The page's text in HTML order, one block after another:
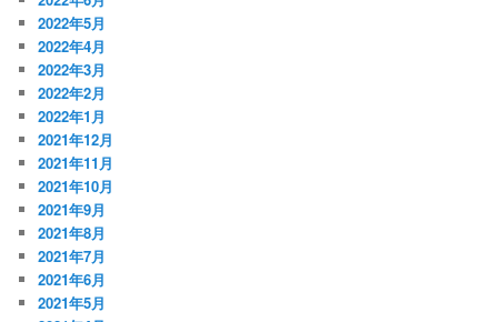
2022年5月
2022年4月
2022年3月
2022年2月
2022年1月
2021年12月
2021年11月
2021年10月
2021年9月
2021年8月
2021年7月
2021年6月
2021年5月